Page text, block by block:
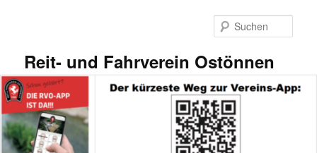
Reit- und Fahrverein Ostönnen